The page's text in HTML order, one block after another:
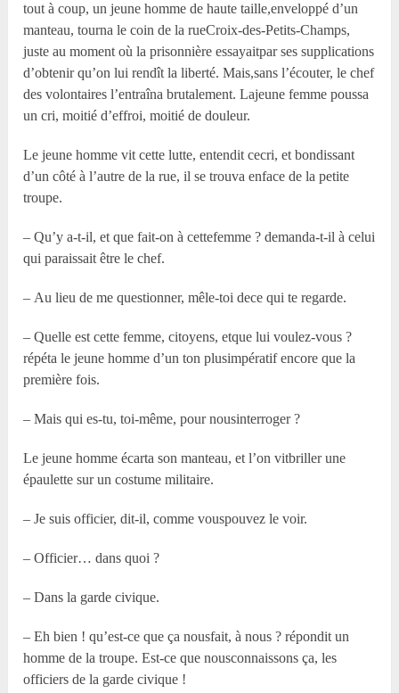
tout à coup, un jeune homme de haute taille,enveloppé d’un
manteau, tourna le coin de la rueCroix-des-Petits-Champs,
juste au moment où la prisonnière essayaitpar ses supplications
d’obtenir qu’on lui rendît la liberté. Mais,sans l’écouter, le chef
des volontaires l’entraîna brutalement. Lajeune femme poussa
un cri, moitié d’effroi, moitié de douleur.
Le jeune homme vit cette lutte, entendit cecri, et bondissant
d’un côté à l’autre de la rue, il se trouva enface de la petite
troupe.
– Qu’y a-t-il, et que fait-on à cettefemme ? demanda-t-il à celui
qui paraissait être le chef.
– Au lieu de me questionner, mêle-toi dece qui te regarde.
– Quelle est cette femme, citoyens, etque lui voulez-vous ?
répéta le jeune homme d’un ton plusimpératif encore que la
première fois.
– Mais qui es-tu, toi-même, pour nousinterroger ?
Le jeune homme écarta son manteau, et l’on vitbriller une
épaulette sur un costume militaire.
– Je suis officier, dit-il, comme vouspouvez le voir.
– Officier… dans quoi ?
– Dans la garde civique.
– Eh bien ! qu’est-ce que ça nousfait, à nous ? répondit un
homme de la troupe. Est-ce que nousconnaissons ça, les
officiers de la garde civique !